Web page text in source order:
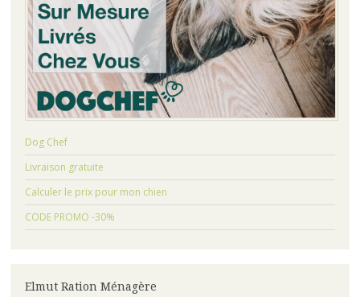
Dog Chef
Livraison gratuite
Calculer le prix pour mon chien
CODE PROMO -30%
Elmut Ration Ménagère